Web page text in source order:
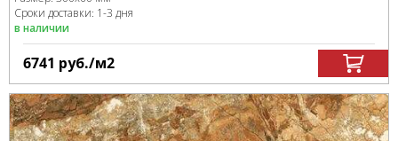
Сроки доставки: 1-3 дня
в наличии
6741 руб./м2